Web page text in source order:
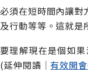
必須在短時間內讓
及行動等等。這就是
要理解現在是個如
(延伸閱讀│ 有效開